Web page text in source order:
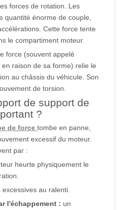
forces de rotation. Les
quantité énorme de couple,
Cette force tente
le compartiment moteur.
force (souvent appelé
raison de sa forme) relie le
au châssis du véhicule. Son
de torsion.
de support de
?
de force tombe en panne,
excessif du moteur.
par :
heurte physiquement le
excessives au ralenti.
l'échappement : un